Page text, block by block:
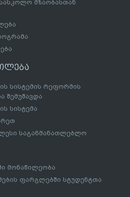
მზაობასთან
სისტემის რეფორმის
შემუშავდა
სისტემა
საგანმანათლებლო
მონაწილეობა
ფარგლებში სტუდენტთა